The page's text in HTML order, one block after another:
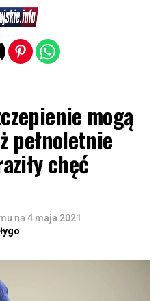
mogą
pełnoletnie
chęć
na 4 maja 2021
version